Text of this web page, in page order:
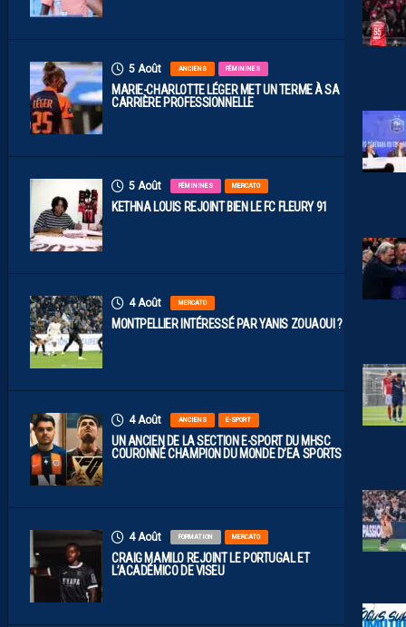
5 Août ANCIENS FÉMININES
MARIE-CHARLOTTE LÉGER MET UN TERME À SA
CARRIÈRE PROFESSIONNELLE
5 Août FÉMININES MERCATO
KETHNA LOUIS REJOINT BIEN LE FC FLEURY 91
4 Août MERCATO
MONTPELLIER INTÉRESSÉ PAR YANIS ZOUAOUI ?
4 Août ANCIENS E-SPORT
UN ANCIEN DE LA SECTION E-SPORT DU MHSC
COURONNÉ CHAMPION DU MONDE D’EA SPORTS FC
4 Août FORMATION MERCATO
CRAIG MAMILO REJOINT LE PORTUGAL ET
L’ACADÉMICO DE VISEU